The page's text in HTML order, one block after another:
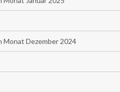
Dezember 2024